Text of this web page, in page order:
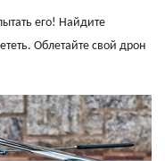
его! Найдите
Облетайте свой дрон